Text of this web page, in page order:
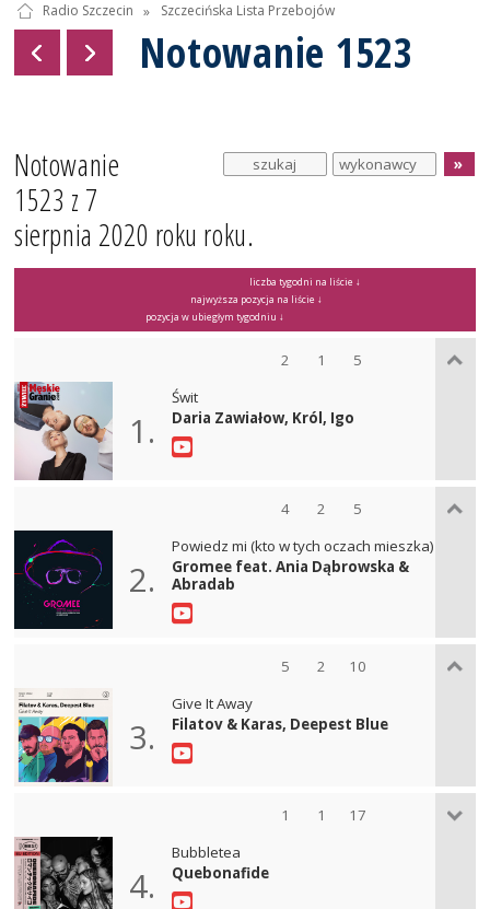
Radio Szczecin » Szczecińska Lista Przebojów
Notowanie 1523
Notowanie
1523 z 7
sierpnia 2020 roku roku.
liczba tygodni na liście ↓
najwyższa pozycja na liście ↓
pozycja w ubiegłym tygodniu ↓
2 1 5
1.
Świt
Daria Zawiałow, Król, Igo
4 2 5
2.
Powiedz mi (kto w tych oczach mieszka)
Gromee feat. Ania Dąbrowska &
Abradab
5 2 10
3.
Give It Away
Filatov & Karas, Deepest Blue
1 1 17
4.
Bubbletea
Quebonafide